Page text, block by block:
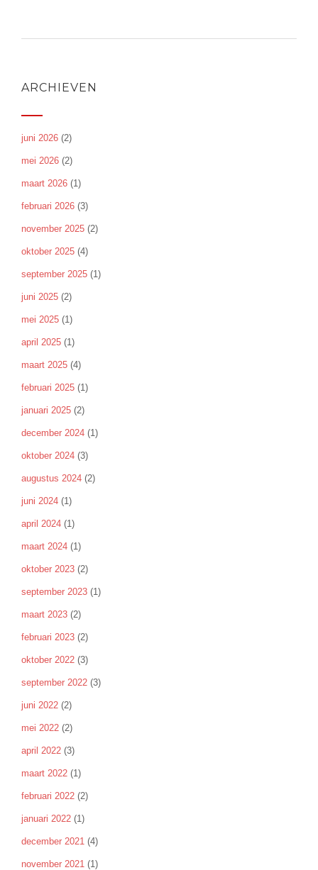
ARCHIEVEN
juni 2026 (2)
mei 2026 (2)
maart 2026 (1)
februari 2026 (3)
november 2025 (2)
oktober 2025 (4)
september 2025 (1)
juni 2025 (2)
mei 2025 (1)
april 2025 (1)
maart 2025 (4)
februari 2025 (1)
januari 2025 (2)
december 2024 (1)
oktober 2024 (3)
augustus 2024 (2)
juni 2024 (1)
april 2024 (1)
maart 2024 (1)
oktober 2023 (2)
september 2023 (1)
maart 2023 (2)
februari 2023 (2)
oktober 2022 (3)
september 2022 (3)
juni 2022 (2)
mei 2022 (2)
april 2022 (3)
maart 2022 (1)
februari 2022 (2)
januari 2022 (1)
december 2021 (4)
november 2021 (1)